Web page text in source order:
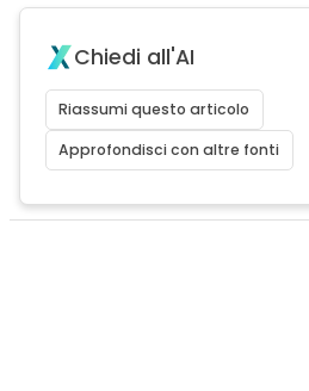
Chiedi all'AI
Riassumi questo articolo
Approfondisci con altre fonti